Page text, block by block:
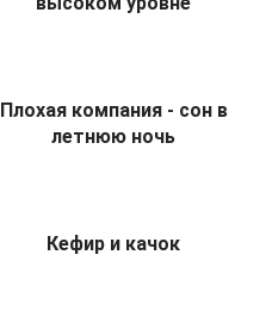
Плохая компания - сон в
летнюю ночь
Кефир и качок